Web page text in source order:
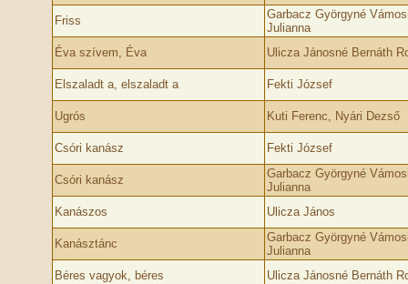
Friss
Garbacz Györgyné
Julianna
Éva szívem, Éva
Ulicza Jánosné Bernáth
Elszaladt a, elszaladt a Fekti József
Ugrós Kuti Ferenc, Nyári Dezső
Csóri kanász Fekti József
Csóri kanász
Garbacz Györgyné
Julianna
Kanászos
Ulicza János
Kanásztánc
Garbacz Györgyné
Julianna
Béres vagyok, béres
Ulicza Jánosné Bernáth